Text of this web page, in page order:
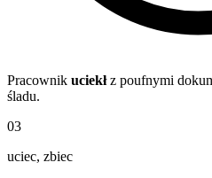
Pracownik uciekłz poufnymi
śladu.
03
uciec, zbiec